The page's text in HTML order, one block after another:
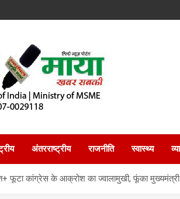
Maya
अंतरराष्ट्रीय राजनीति स्वास्थ्य
फूटा कांग्रेस के आक्रोश का ज्वालामुखी, फूंका मुख्यमंत्री